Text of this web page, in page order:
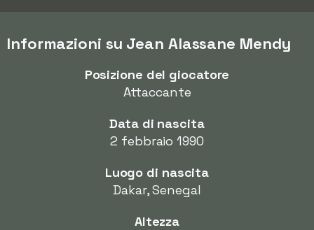
Informazioni su Jean Alassane Mendy
Posizione del giocatore
Attaccante
Data di nascita
2 febbraio 1990
Luogo di nascita
Dakar, Senegal
Altezza